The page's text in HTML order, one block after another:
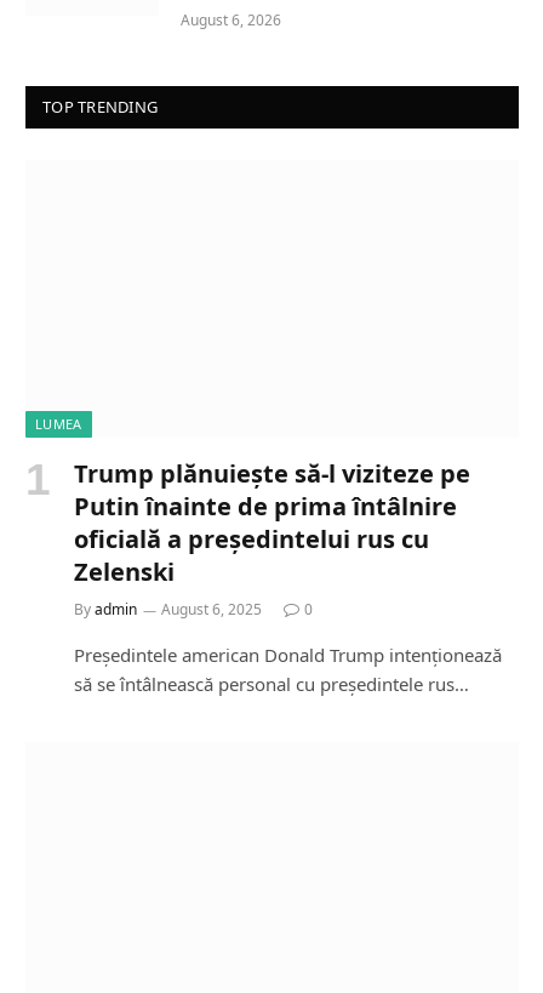
August 6, 2026
TOP TRENDING
LUMEA
Trump plănuiește să-l viziteze pe
Putin înainte de prima întâlnire
oficială a președintelui rus cu
Zelenski
Byadmin August 6, 2025 0
Președintele american Donald Trump intenționează
să se întâlnească personal cu președintele rus…